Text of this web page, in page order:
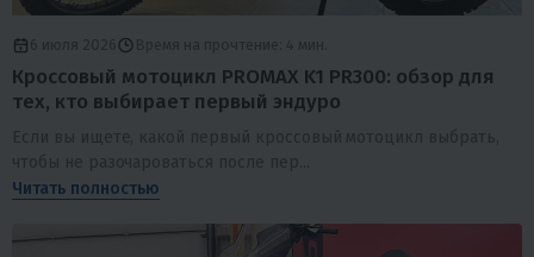
6 июля 2026 Время на прочтение: 4 мин.
Кроссовый мотоцикл PROMAX K1 PR300: обзор для
тех, кто выбирает первый эндуро
Если вы ищете, какой первый кроссовый мотоцикл выбрать,
чтобы не разочароваться после пер...
Читать полностью